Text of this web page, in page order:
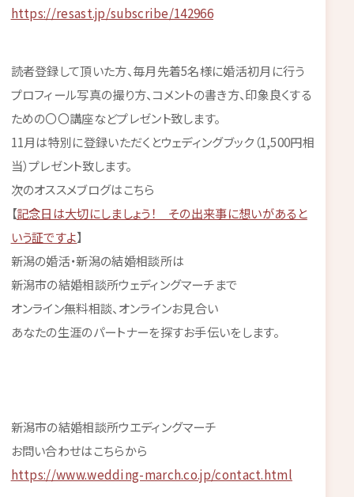
https://resast.jp/subscribe/142966
読者登録して頂いた方、毎月先着5名様に婚活初月に行う
プロフィール写真の撮り方、コメントの書き方、印象良くする
ための〇〇講座などプレゼント致します。
11月は特別に登録いただくとウェディングブック（1,500円相
当）プレゼント致します。
次のオススメブログはこちら
【記念日は大切にしましょう！ その出来事に想いがあると
いう証ですよ】
新潟の婚活・新潟の結婚相談所は
新潟市の結婚相談所ウェディングマーチまで
オンライン無料相談、オンラインお見合い
あなたの生涯のパートナーを探すお手伝いをします。
新潟市の結婚相談所ウエディングマーチ
お問い合わせはこちらから
https://www.wedding-march.co.jp/contact.html